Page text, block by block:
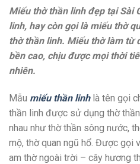
Miếu thờ thần linh đẹp tại Sài
linh, hay còn gọi là miếu thờ
thờ thần linh. Miếu thờ làm từ
bền cao, chịu được mọi thời
nhiên.
Mẫu miếu thần linhlà tên gọi
thần linh được sử dụng thờ
nhau như thờ thần sông nước,
mộ, thờ quan ngũ hổ. Được gọi
am thờ ngoài trời – cây hương